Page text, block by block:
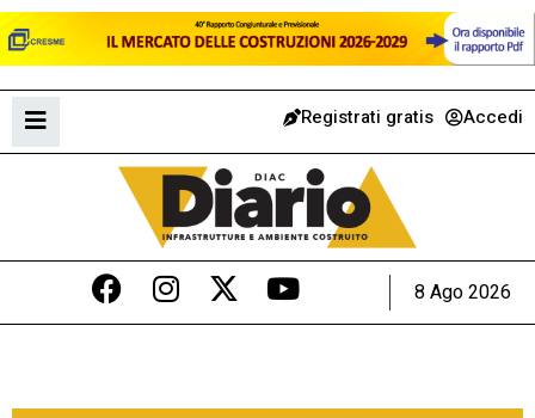
Registrati gratis Accedi
8 Ago 2026